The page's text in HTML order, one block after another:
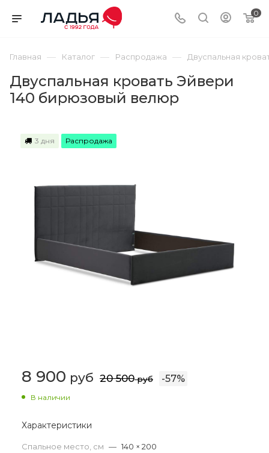
0
Главная — Каталог — Распродажа — Двуспальная
Двуспальная кровать Эйвери
140 бирюзовый велюр
3 дня Распродажа
8 900 руб 20 500руб -57%
В наличии
Характеристики
Спальное место, см — 140 × 200